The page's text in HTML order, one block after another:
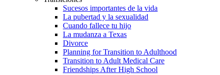
Sucesos importantes de la vida
La pubertad y la sexualidad
Cuando fallece tu hijo
La mudanza a Texas
Divorce
Planning for Transition to Adulthood
Transition to Adult Medical Care
Friendships After High School